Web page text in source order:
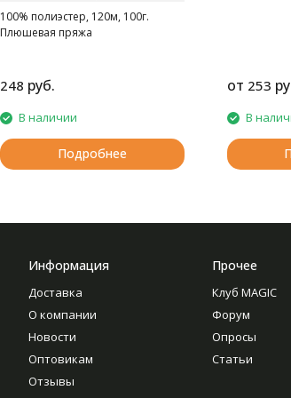
100% полиэстер, 120м, 100г.
Плюшевая пряжа
248 руб.
В наличии
Подробнее
от 253
В
Информация
Доставка
О компании
Новости
Оптовикам
Отзывы
Прочее
Клуб MAGIC
Форум
Опросы
Статьи